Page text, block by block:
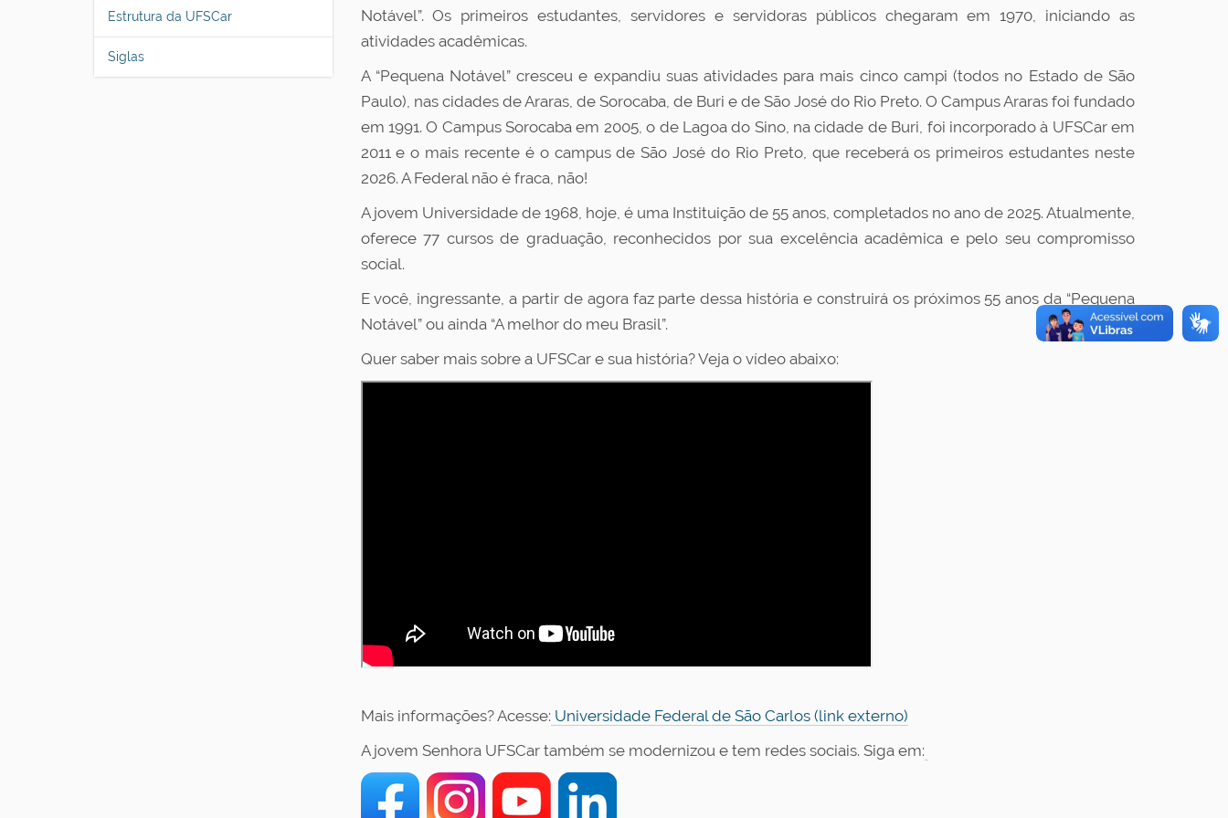
a
ç
ã
Estrutura da UFSCar
Siglas
Notável”. Os primeiros estudantes, servidores e servidoras públicos chegaram em 1970, iniciando as
atividades acadêmicas.
A “Pequena Notável” cresceu e expandiu suas atividades para mais cinco campi (todos no Estado de São
Paulo), nas cidades de Araras, de Sorocaba, de Buri e de São José do Rio Preto. O Campus Araras foi fundado
em 1991. O Campus Sorocaba em 2005, o de Lagoa do Sino, na cidade de Buri, foi incorporado à UFSCar em
2011 e o mais recente é o campus de São José do Rio Preto, que receberá os primeiros estudantes neste
2026. A Federal não é fraca, não!
A jovem Universidade de 1968, hoje, é uma Instituição de 55 anos, completados no ano de 2025. Atualmente,
oferece 77 cursos de graduação, reconhecidos por sua excelência acadêmica e pelo seu compromisso
social.
E você, ingressante, a partir de agora faz parte dessa história e construirá os próximos 55 anos da “Pequena
Notável” ou ainda “A melhor do meu Brasil”.
Quer saber mais sobre a UFSCar e sua história? Veja o vídeo abaixo:
Mais informações? Acesse: Universidade Federal de São Carlos (link externo)
A jovem Senhora UFSCar também se modernizou e tem redes sociais. Siga em: